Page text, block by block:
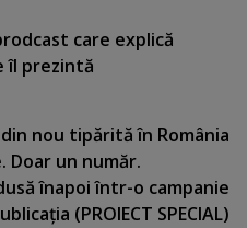
care explică
îl prezintă
din nou tipărită în România
Doar un număr.
înapoi într-o campanie
(PROIECT SPECIAL)